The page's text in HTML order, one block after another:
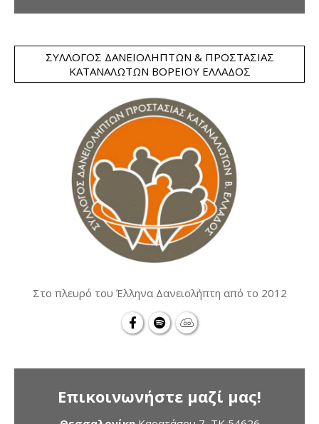
ΣΎΛΛΟΓΟΣ ΔΑΝΕΙΟΛΗΠΤΏΝ & ΠΡΟΣΤΑΣΊΑΣ
ΚΑΤΑΝΑΛΩΤΏΝ ΒΟΡΕΊΟΥ ΕΛΛΆΔΟΣ
Στο πλευρό του Έλληνα Δανειολήπτη από το 2012
Επικοινωνήστε μαζί μας!